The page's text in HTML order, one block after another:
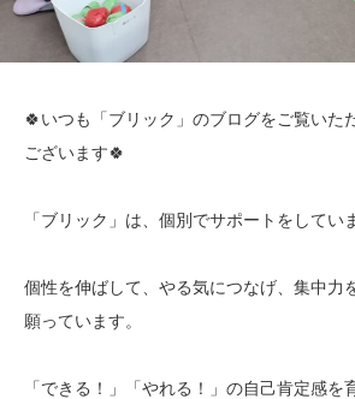
🍀いつも「ブリック」のブログをご覧いた
ございます🍀
「ブリック」は、個別でサポートをしてい
個性を伸ばして、やる気につなげ、集中力
願っています。
「できる！」「やれる！」の自己肯定感を